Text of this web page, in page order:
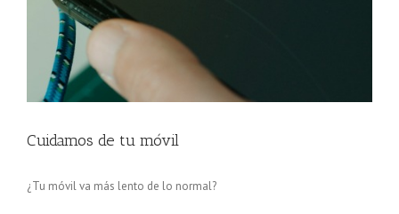
Cuidamos de tu móvil
¿Tu móvil va más lento de lo normal?